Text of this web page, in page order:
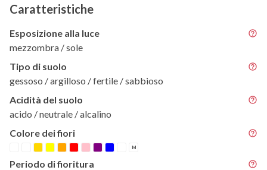
Caratteristiche
Esposizione alla luce
mezzombra / sole
Tipo di suolo
gessoso / argilloso / fertile / sabbioso
Acidità del suolo
acido / neutrale / alcalino
Colore dei fiori
M
Periodo di fioritura